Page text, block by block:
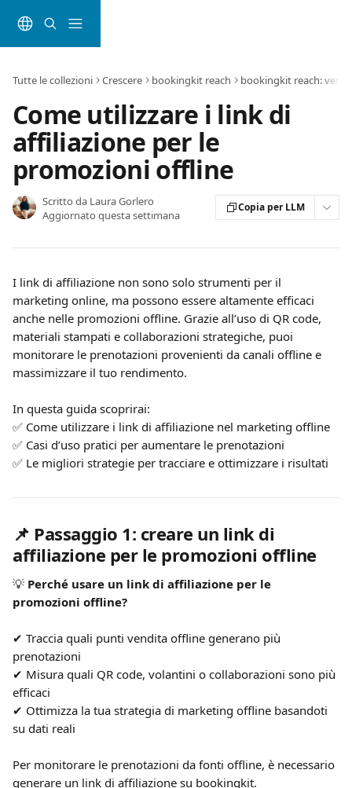
Tutte le collezioni Crescere bookingkit reach bookingkit reach:
Come utilizzare i link di
affiliazione per le
promozioni offline
Scritto da Laura Gorlero
Aggiornato questa settimana
Copia per LLM
I link di affiliazione non sono solo strumenti per il
marketing online, ma possono essere altamente efficaci
anche nelle promozioni offline. Grazie all’uso di QR code,
materiali stampati e collaborazioni strategiche, puoi
monitorare le prenotazioni provenienti da canali offline e
massimizzare il tuo rendimento.
In questa guida scoprirai:
✅ Come utilizzare i link di affiliazione nel marketing offline
✅ Casi d’uso pratici per aumentare le prenotazioni
✅ Le migliori strategie per tracciare e ottimizzare i risultati
📌 Passaggio 1: creare un link di
affiliazione per le promozioni offline
💡 Perché usare un link di affiliazione per le
promozioni offline?
✔ Traccia quali punti vendita offline generano più
prenotazioni
✔ Misura quali QR code, volantini o collaborazioni sono più
efficaci
✔ Ottimizza la tua strategia di marketing offline basandoti
su dati reali
Per monitorare le prenotazioni da fonti offline, è necessario
generare un link di affiliazione su bookingkit.